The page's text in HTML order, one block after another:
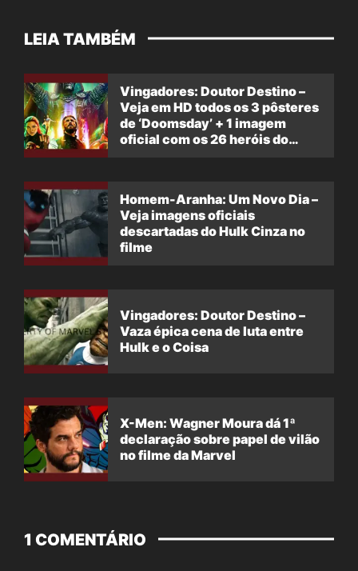
LEIA TAMBÉM
Vingadores: Doutor Destino –
Veja em HD todos os 3 pôsteres
de ‘Doomsday’ + 1 imagem
oficial com os 26 heróis do
Homem-Aranha: Um Novo Dia –
Veja imagens oficiais
descartadas do Hulk Cinza no
filme
Vingadores: Doutor Destino –
Vaza épica cena de luta entre
Hulk e o Coisa
X-Men: Wagner Moura dá 1ª
declaração sobre papel de vilão
no filme da Marvel
1 COMENTÁRIO